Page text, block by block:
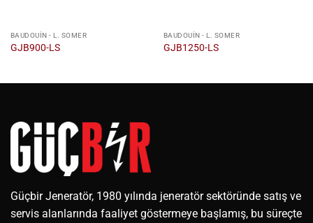
BAUDOUIN - L. SOMER
GJB900-LS
BAUDOUIN - L. SOMER
GJB1250-LS
Güçbir Jeneratör, 1980 yılında jeneratör sektöründe satış ve
servis alanlarında faaliyet göstermeye başlamış, bu süreçte